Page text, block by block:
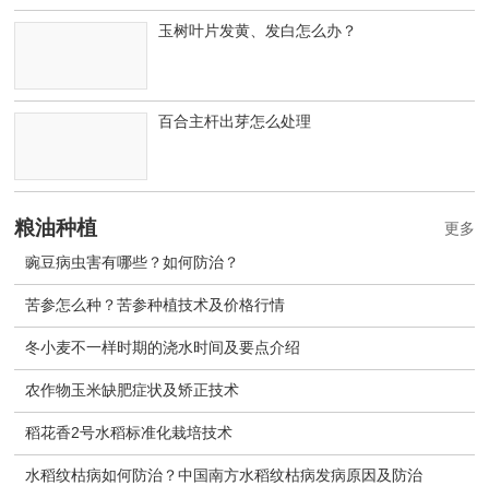
玉树叶片发黄、发白怎么办？
百合主杆出芽怎么处理
粮油种植
豌豆病虫害有哪些？如何防治？
苦参怎么种？苦参种植技术及价格行情
冬小麦不一样时期的浇水时间及要点介绍
农作物玉米缺肥症状及矫正技术
稻花香2号水稻标准化栽培技术
水稻纹枯病如何防治？中国南方水稻纹枯病发病原因及防治
更多